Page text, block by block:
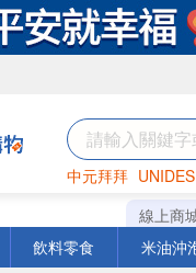
中元拜拜
罐頭 咖啡
線上商
飲料零食 米油沖